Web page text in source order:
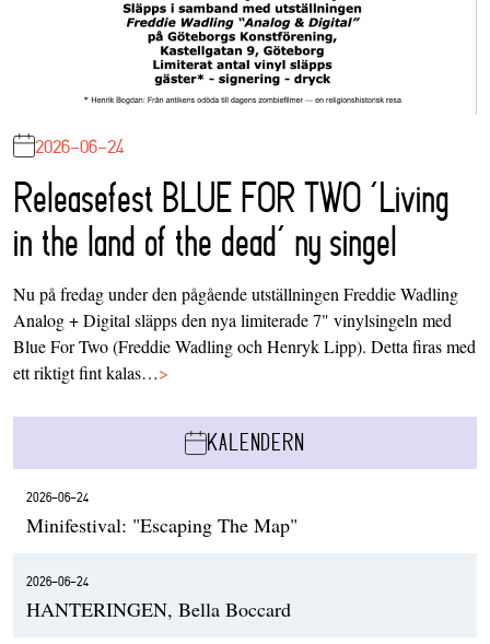
2026-06-24
Releasefest BLUE FOR TWO ‘Living
in the land of the dead’ ny singel
Nu på fredag under den pågående utställningen Freddie Wadling
Analog + Digital släpps den nya limiterade 7" vinylsingeln med
Blue For Two (Freddie Wadling och Henryk Lipp). Detta firas med
ett riktigt fint kalas…>
KALENDERN
2026-06-24
Minifestival: "Escaping The Map"
2026-06-24
HANTERINGEN, Bella Boccard